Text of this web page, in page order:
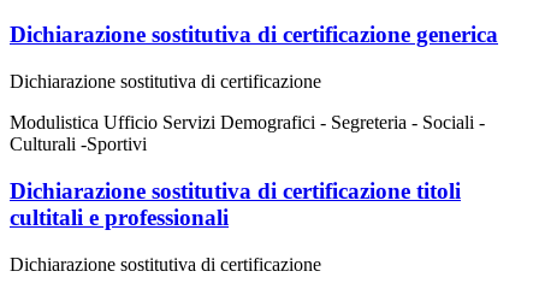
Dichiarazione sostitutiva di certificazione generica
Dichiarazione sostitutiva di certificazione
Modulistica Ufficio Servizi Demografici - Segreteria - Sociali -
Culturali -Sportivi
Dichiarazione sostitutiva di certificazione titoli
cultitali e professionali
Dichiarazione sostitutiva di certificazione